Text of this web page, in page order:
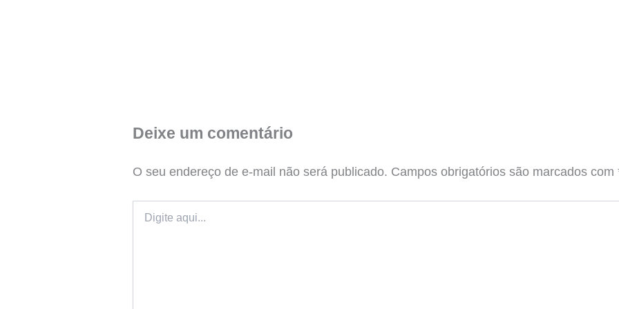
Deixe um comentário
O seu endereço de e-mail não será publicado. Campos obrigatórios são marcados com
aqui...